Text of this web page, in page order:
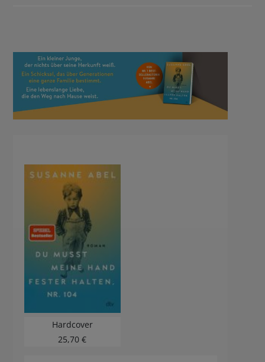
Hardcover
25,70 €